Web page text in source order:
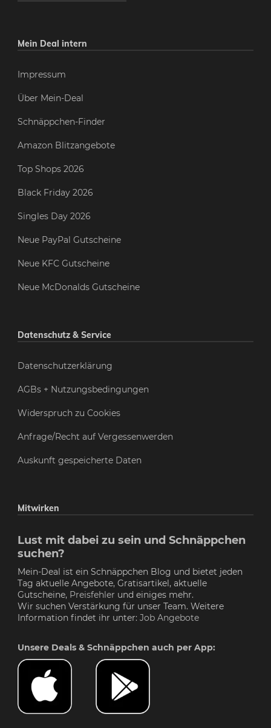
Mein Deal intern
Impressum
Über Mein-Deal
Schnäppchen-Finder
Amazon Blitzangebote
Top Shops 2026
Black Friday 2026
Singles Day 2026
Neue PayPal Gutscheine
Neue KFC Gutscheine
Neue McDonalds Gutscheine
Datenschutz & Service
Datenschutzerklärung
AGBs + Nutzungsbedingungen
Widerspruch zu Cookies
Anfrage/Recht auf Vergessenwerden
Auskunft gespeicherte Daten
Mitwirken
Lust mit dabei zu sein und Schnäppchen
suchen?
Mein-Deal ist ein Schnäppchen Blog und bietet jeden
Tag aktuelle Angebote, Gratisartikel, aktuelle
Gutscheine, Preisfehler und einiges mehr.
Wir suchen Verstärkung für unser Team. Weitere
Information findet ihr unter: Job Angebote
Unsere Deals & Schnäppchen auch per App: